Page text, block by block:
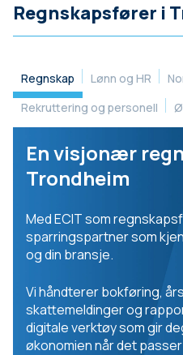
Regnskapsfører i
Regnskap
En visjonær
Trondheim
Med ECIT som
sparringspartner som
og din bransje.
Vi håndterer bokføring,
skattemeldinger og
digitale verktøy som gir
økonomien når det
Lønn og HR
Rekruttering og personell